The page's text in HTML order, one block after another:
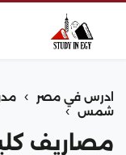
ادرس في مصر ›
شمس
›
مصاريف